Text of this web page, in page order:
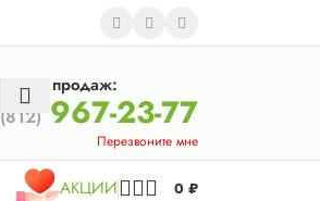
Отдел продаж:
(812) 967-23-77
Перезвоните мне
АКЦИИ 0 ₽